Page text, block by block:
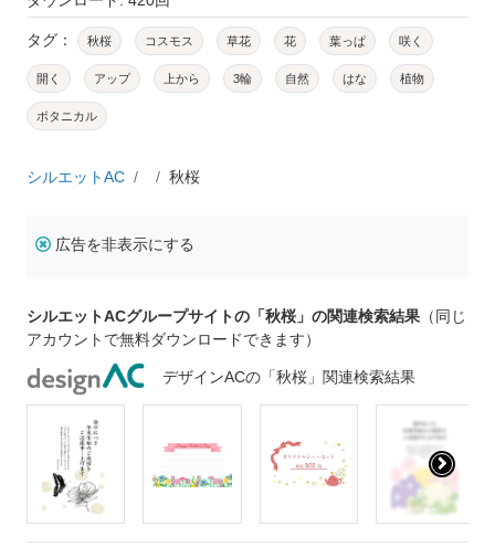
タグ： 秋桜 コスモス 草花 花 葉っぱ 咲く
開く アップ 上から 3輪 自然 はな 植物
ボタニカル
シルエットAC 秋桜
広告を非表示にする
シルエットACグループサイトの「秋桜」の関連検索結果 （同じ
アカウントで無料ダウンロードできます）
デザインACの「秋桜」関連検索結果